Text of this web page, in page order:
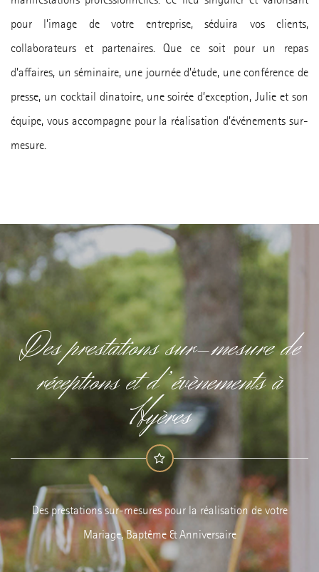
pour l’image de votre entreprise, séduira vos clients,
collaborateurs et partenaires. Que ce soit pour un repas
d’affaires, un séminaire, une journée d’étude, une conférence de
presse, un cocktail dinatoire, une soirée d’exception, Julie et son
équipe, vous accompagne pour la réalisation d’événements sur-
mesure.
Des prestations sur-mesure de
réceptions et d’évènements à
Hyères
Des prestations sur-mesures pour la réalisation de votre
Mariage, Baptême & Anniversaire